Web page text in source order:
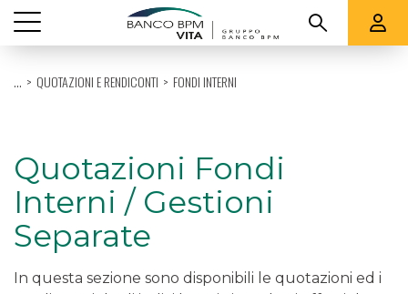
QUOTAZIONI E RENDICONTI
SUPPORTO
... QUOTAZIONI E RENDICONTI FONDI INTERNI
Quotazioni Fondi
Interni / Gestioni
Separate
In questa sezione sono disponibili le quotazioni ed i